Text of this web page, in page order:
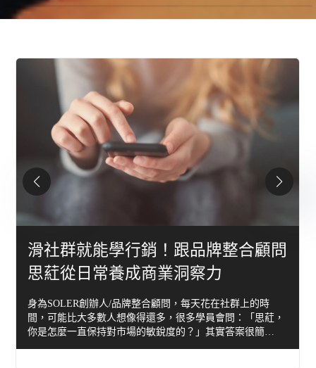
滑社群就能學行銷！跟品牌整合顧問
思葒從日常養成商業洞察力
身為SOLER創辦人/品牌整合顧問，每天花在社群上的時
間，可能比大多數人想像得還多，很多學員會問：「思葒，
你是怎麼一直保持對市場的敏銳度的？」其實答案很簡…